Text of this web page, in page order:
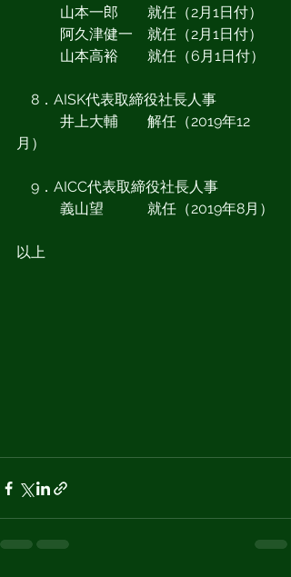
山本一郎　　就任（2月1日付）
阿久津健一　就任（2月1日付）
山本高裕　　就任（6月1日付）
8．AISK代表取締役社長人事
井上大輔　　解任（2019年12
月）
9．AICC代表取締役社長人事
義山望　　　就任（2019年8月）
以上